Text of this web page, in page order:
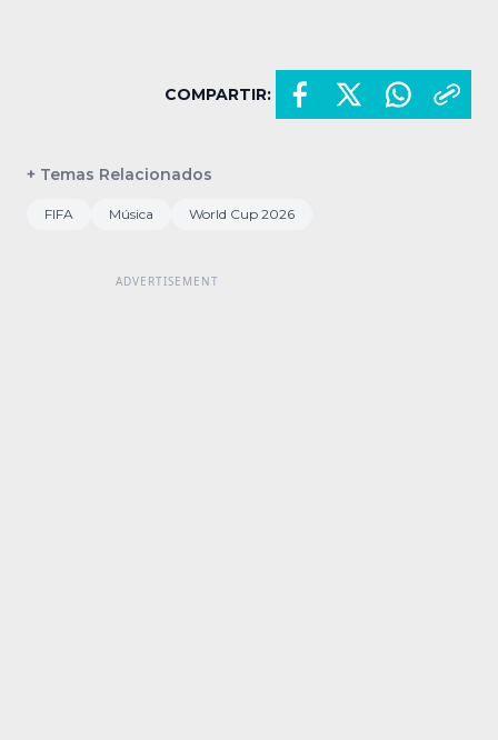
COMPARTIR:
+ Temas Relacionados
FIFA Música World Cup 2026